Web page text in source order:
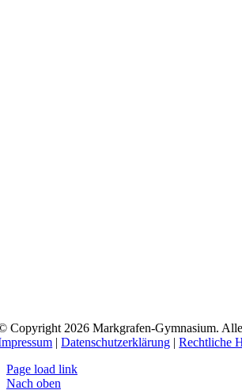
Copyright 2026 Markgrafen-Gymnasium.
|Datenschutzerklärung |Rechtliche
Page load link
Nach oben